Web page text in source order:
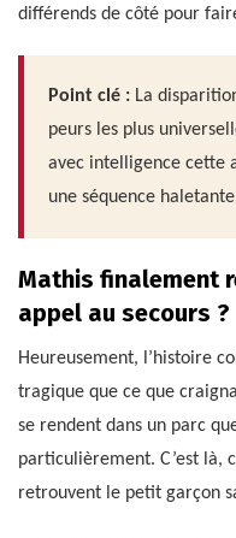
différends de côté pour
Point clé : La
peurs les plus
avec intelligence cette
une séquence
Mathis finalement
appel au secours ?
Heureusement, l’histoire
tragique que ce que
se rendent dans un parc
particulièrement. C’est là,
retrouvent le petit garçon